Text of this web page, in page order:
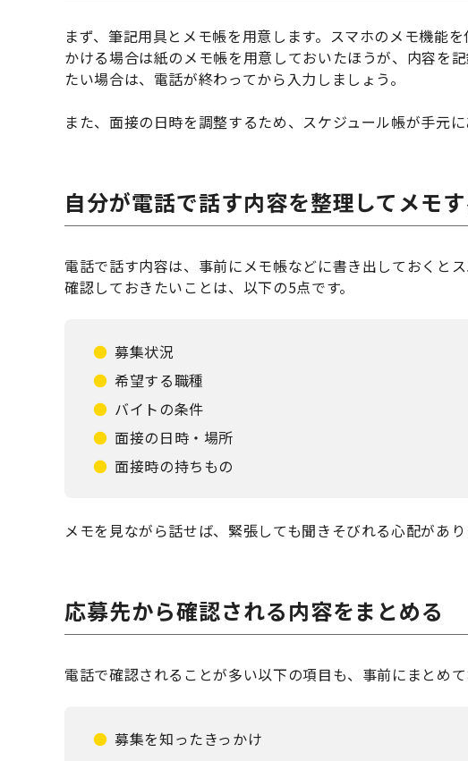
まず、筆記用具とメモ帳を用意します。スマホのメモ機能
かける場合は紙のメモ帳を用意しておいたほうが、内容を
たい場合は、電話が終わってから入力しましょう。
また、面接の日時を調整するため、スケジュール帳が手元に
自分が電話で話す内容を整理してメモ
電話で話す内容は、事前にメモ帳などに書き出しておくと
確認しておきたいことは、以下の5点です。
募集状況
希望する職種
バイトの条件
面接の日時・場所
面接時の持ちもの
メモを見ながら話せば、緊張しても聞きそびれる心配があり
応募先から確認される内容をまとめる
電話で確認されることが多い以下の項目も、事前にまとめて
募集を知ったきっかけ